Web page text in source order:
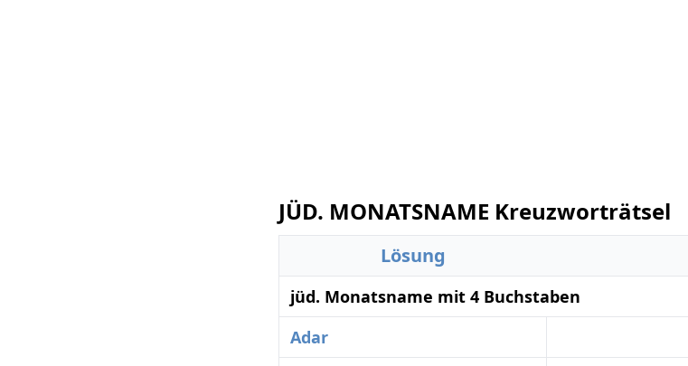
JÜD. MONATSNAME Kreuzworträtsel
Lösung
jüd. Monatsname mit 4 Buchstaben
Adar